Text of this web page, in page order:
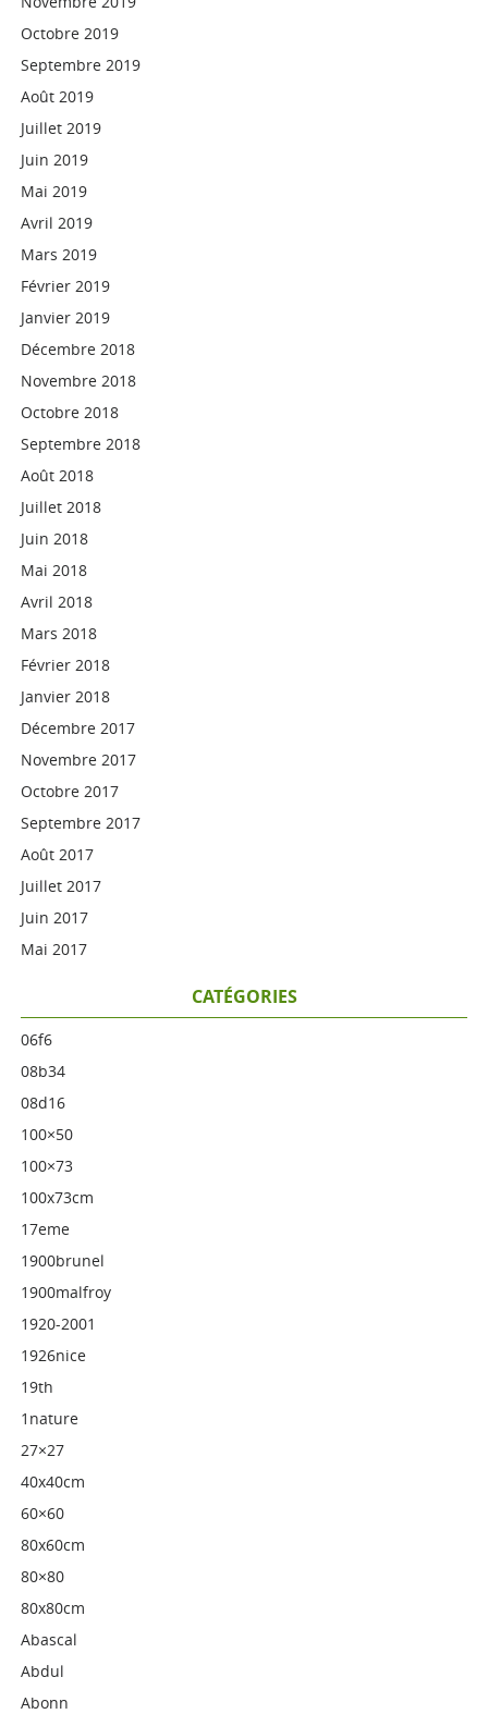
Octobre 2019
Septembre 2019
Août 2019
Juillet 2019
Juin 2019
Mai 2019
Avril 2019
Mars 2019
Février 2019
Janvier 2019
Décembre 2018
Novembre 2018
Octobre 2018
Septembre 2018
Août 2018
Juillet 2018
Juin 2018
Mai 2018
Avril 2018
Mars 2018
Février 2018
Janvier 2018
Décembre 2017
Novembre 2017
Octobre 2017
Septembre 2017
Août 2017
Juillet 2017
Juin 2017
Mai 2017
CATÉGORIES
06f6
08b34
08d16
100×50
100×73
100x73cm
17eme
1900brunel
1900malfroy
1920-2001
1926nice
19th
1nature
27×27
40x40cm
60×60
80x60cm
80×80
80x80cm
Abascal
Abdul
Abonn